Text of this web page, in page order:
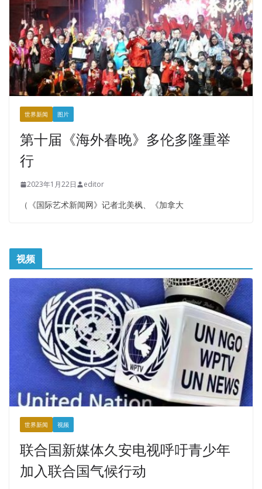
世界新闻 图片
第十届《海外春晚》多伦多隆重举
行
2023年1月22日 editor
（《国际艺术新闻网》记者北美枫、《加拿大
视频
世界新闻 视频
联合国新媒体久安电视呼吁青少年
加入联合国气候行动